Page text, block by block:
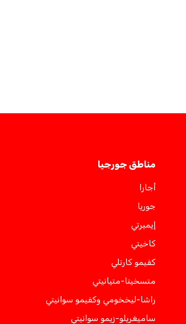
مناطق جورجيا
أجارا
جوريا
إيميرتي
كاخيتي
كفيمو كارتلي
متسخيتا-متيانيتي
راشا-ليخخومي وكفيمو سوانيتي
ساميغريلو-زيمو سوانيتي